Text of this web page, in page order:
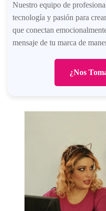
Nuestro equipo de
tecnología y pasión para
que conectan
mensaje de tu marca de
¿Nos